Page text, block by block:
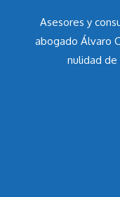
Asesores y
abogado Álvaro